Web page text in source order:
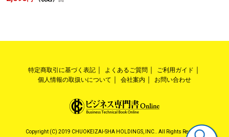
特定商取引に基づく表記 よくあるご質問
ご利用ガイド
個人情報の取扱いについて
会社案内 お問い合わせ
Copyright (C) 2019 CHUOKEIZAI-SHA HOLDINGS, INC.. All Rights Reserved